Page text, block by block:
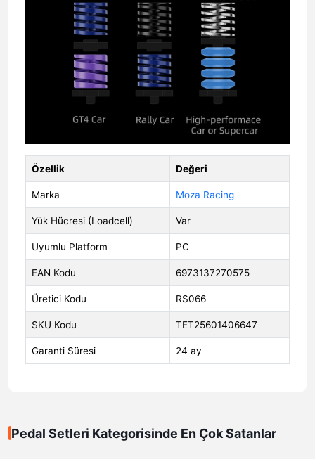
Özellik Değeri
Marka Moza Racing
Yük Hücresi (Loadcell) Var
Uyumlu Platform PC
EAN Kodu 6973137270575
Üretici Kodu RS066
SKU Kodu TET25601406647
Garanti Süresi 24 ay
Pedal Setleri Kategorisinde En Çok Satanlar